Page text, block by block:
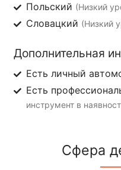
Польский (Низкий
Словацкий (Низкий
Дополнительная
Есть личный
Есть
инструмент в
Сфера